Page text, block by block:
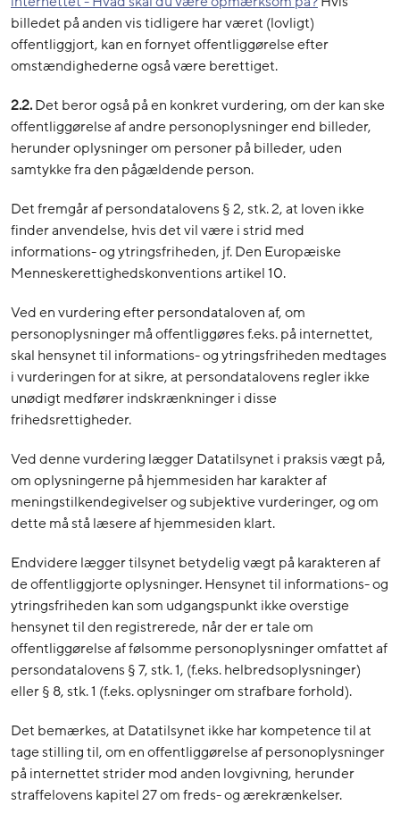
billedet på anden vis tidligere har været (lovligt)
offentliggjort, kan en fornyet offentliggørelse efter
omstændighederne også være berettiget.
2.2.Det beror også på en konkret vurdering, om der kan ske
offentliggørelse af andre personoplysninger end billeder,
herunder oplysninger om personer på billeder, uden
samtykke fra den pågældende person.
Det fremgår af persondatalovens § 2, stk. 2, at loven ikke
finder anvendelse, hvis det vil være i strid med
informations- og ytringsfriheden, jf. Den Europæiske
Menneskerettighedskonventions artikel 10.
Ved en vurdering efter persondataloven af, om
personoplysninger må offentliggøres f.eks. på internettet,
skal hensynet til informations- og ytringsfriheden medtages
i vurderingen for at sikre, at persondatalovens regler ikke
unødigt medfører indskrænkninger i disse
frihedsrettigheder.
Ved denne vurdering lægger Datatilsynet i praksis vægt på,
om oplysningerne på hjemmesiden har karakter af
meningstilkendegivelser og subjektive vurderinger, og om
dette må stå læsere af hjemmesiden klart.
Endvidere lægger tilsynet betydelig vægt på karakteren af
de offentliggjorte oplysninger. Hensynet til informations- og
ytringsfriheden kan som udgangspunkt ikke overstige
hensynet til den registrerede, når der er tale om
offentliggørelse af følsomme personoplysninger omfattet af
persondatalovens § 7, stk. 1, (f.eks. helbredsoplysninger)
eller § 8, stk. 1 (f.eks. oplysninger om strafbare forhold).
Det bemærkes, at Datatilsynet ikke har kompetence til at
tage stilling til, om en offentliggørelse af personoplysninger
på internettet strider mod anden lovgivning, herunder
straffelovens kapitel 27 om freds- og ærekrænkelser.